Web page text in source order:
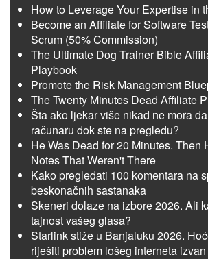
How to Leverage Your Expertise in
Become an Affiliate for Software
Scrum (50% Commission)
The Ultimate Dog Trainer Bible
Playbook
Promote the Risk Management
The Twenty Minutes Dead Affiliate
Šta ako ljekar više nikad ne mora
računaru dok ste na pregledu?
He Was Dead for 20 Minutes. Then
Notes That Weren't There
Kako pregledati 100 komentara na
beskonačnih sastanaka
Skeneri dolaze na izbore 2026. Ali
tajnost vašeg glasa?
Starlink stiže u Banjaluku 2026.
riješiti problem lošeg interneta